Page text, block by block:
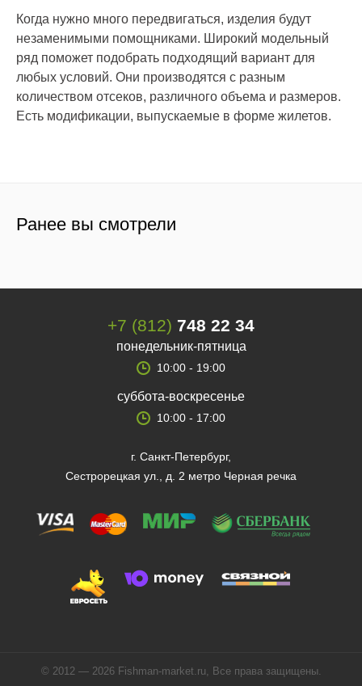
Когда нужно много передвигаться, изделия будут
незаменимыми помощниками. Широкий модельный
ряд поможет подобрать подходящий вариант для
любых условий. Они производятся с разным
количеством отсеков, различного объема и размеров.
Есть модификации, выпускаемые в форме жилетов.
Ранее вы смотрели
+7 (812) 748 22 34
понедельник-пятница
10:00 - 19:00
суббота-воскресенье
10:00 - 17:00
г. Санкт-Петербург,
Сестрорецкая ул., д. 2 метро Черная речка
© 2012 — 2026 Fishman-market.ru, Все права защищены.